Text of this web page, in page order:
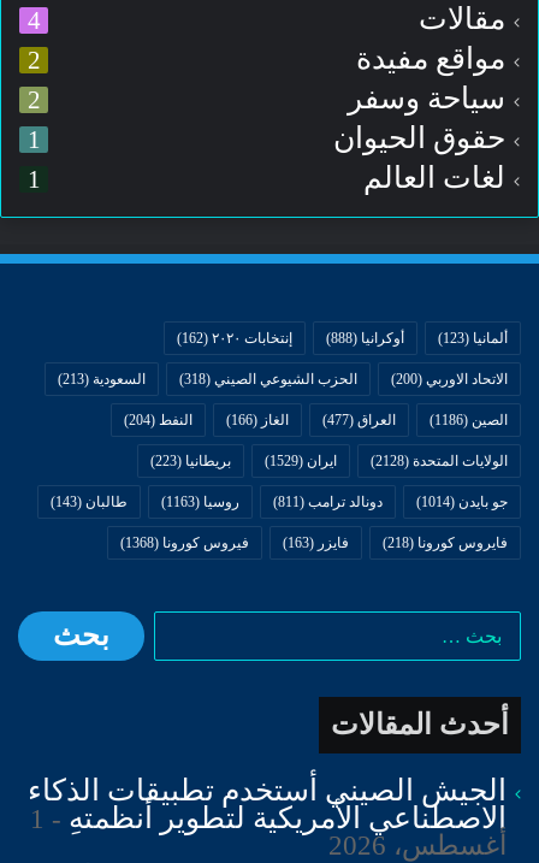
مقالات 4
مواقع مفيدة 2
سياحة وسفر 2
حقوق الحيوان 1
لغات العالم 1
ألمانيا (123) أوكرانيا (888) إنتخابات ٢٠٢٠ (162)
الاتحاد الاوربي (200) الحزب الشيوعي الصيني (318) السعودية (213)
الصين (1186) العراق (477) الغاز (166) النفط (204)
الولايات المتحدة (2128) ايران (1529) بريطانيا (223)
جو بايدن (1014) دونالد ترامب (811) روسيا (1163) طالبان (143)
فايروس كورونا (218) فايزر (163) فيروس كورونا (1368)
البحث
عن:
أحدث المقالات
الجيش الصيني أستخدم تطبيقات الذكاء
الاصطناعي الأمريكية لتطوير أنظمتهِ
1
أغسطس، 2026